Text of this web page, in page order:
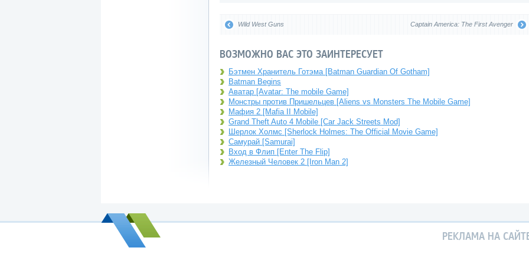
Captain America: The First Avenger
Wild West Guns
ВОЗМОЖНО ВАС ЭТО ЗАИНТЕРЕСУЕТ
Бэтмен Хранитель Готэма [Batman Guardian Of Gotham]
Batman Begins
Аватар [Avatar: The mobile Game]
Монстры против Пришельцев [Aliens vs Monsters The Mobile Game]
Мафия 2 [Mafia II Mobile]
Grand Theft Auto 4 Mobile [Car Jack Streets Mod]
Шерлок Холмс [Sherlock Holmes: The Official Movie Game]
Самурай [Samurai]
Вход в Флип [Enter The Flip]
Железный Человек 2 [Iron Man 2]
РЕКЛАМА НА